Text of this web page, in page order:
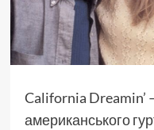
California Dreamin’
американського